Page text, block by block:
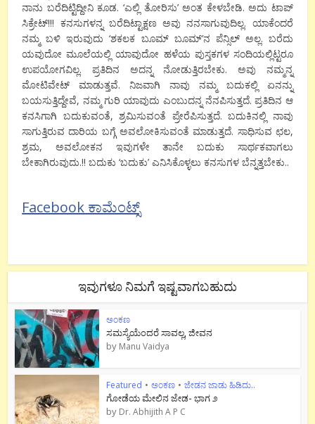
ನಾನು ಬರೆದಿಟ್ಟಿದ್ದೀನಿ ಕೂಡ. ‘ಎಲ್ಲಿ ತೋರಿಸು’ ಅಂತ ಕೇಳಬೇಡಿ. ಅದು ಟಾಪ್
ಸಿಕ್ರೇಟ್!!! ಕನಸುಗಳನ್ನ ಬರೆದಿಟ್ಟಾಕ್ಷಣ ಅವು ನನಸಾಗುವುದಿಲ್ಲ. ಯಾಕೆಂದರೆ
ನಮ್ಮ ಬಳಿ ಇರುವುದು ‘ಶಕಲಕ ಬೂಮ್ ಬೂಮ್’ನ ಪೆನ್ಸಿಲ್ ಅಲ್ಲ. ಬರೆದು
ಯವುದೋ ಮೂಲೆಯಲ್ಲಿ ಯಾವುದೋ ಹಳೆಯ ಪುಸ್ತಕಗಳ ಸಂದಿಯಲ್ಲಿಟ್ಟರೂ
ಉಪಯೋಗವಿಲ್ಲ. ಪ್ರತಿದಿನ ಅದನ್ನ ನೋಡುತ್ತಿರಬೇಕು. ಅವು ನಮ್ಮನ್ನ
ಮೋಟಿವೇಟ್ ಮಾಡುತ್ತವೆ. ನಿಜವಾಗಿ ನಾವು ನಮ್ಮ ಬದುಕಲ್ಲಿ ಏನನ್ನು
ಬಯಸುತ್ತಿದ್ದೇವೆ, ನಮ್ಮ ಗುರಿ ಯಾವುದು ಎಂಬುದನ್ನ ನೆನಪಿಸುತ್ತದೆ. ಪ್ರತಿದಿನ ಆ
ಕನಸಿಗಾಗಿ ಬದುಕುವಂತೆ, ಶ್ರಮಿಸುವಂತೆ ಪ್ರೇರೆಪಿಸುತ್ತದೆ. ಬದುಕಿನಲ್ಲಿ ನಾವು
ಸಾಗುತ್ತಿರುವ ದಾರಿಯ ಬಗ್ಗೆ ಅವಲೋಕಿಸುವಂತೆ ಮಾಡುತ್ತದೆ. ಸಾಧಿಸುವ ಛಲ,
ಶ್ರಮ, ಅವಲೋಕನ ಇವುಗಳೇ ತಾನೇ ಬದುಕು ಸಾರ್ಥಕವಾಗಲು
ಬೇಕಾಗಿರುವುದು.!! ಬದುಕು ‘ಬದುಕು’ ಎನಿಸಿಕೊಳ್ಳಲು ಕನಸುಗಳ ಬೆನ್ನತ್ತಬೇಕು..
Facebook ಕಾಮೆಂಟ್ಸ್
ಇವುಗಳೂ ನಿಮಗೆ ಇಷ್ಟವಾಗಬಹುದು
ಅಂಕಣ
ಸಮಸ್ಯೆಯೆಂದರೆ ಸಾವಲ್ಲ, ಜೀವನ
by Manu Vaidya
Featured • ಅಂಕಣ • ಜೇಡನ ಜಾಡು ಹಿಡಿದು..
ಗೋಡೆಯ ಮೇಲಿನ ಜೇಡ- ಭಾಗ ೨
by Dr. Abhijith A P C